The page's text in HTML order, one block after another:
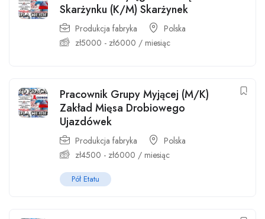
Skarżynku (K/M) Skarżynek
Produkcja fabryka
Polska
zł5000 - zł6000 / miesiąc
Pracownik Grupy Myjącej (M/K)
Zakład Mięsa Drobiowego
Ujazdówek
Produkcja fabryka
Polska
zł4500 - zł6000 / miesiąc
Pół Etatu